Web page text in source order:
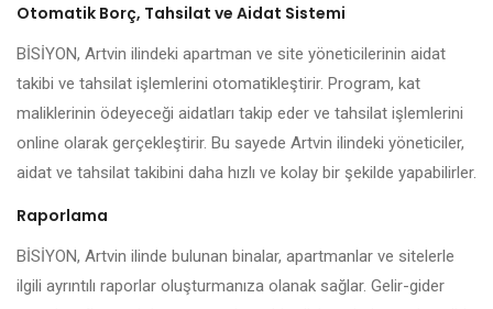
Otomatik Borç, Tahsilat ve Aidat Sistemi
BİSİYON, Artvin ilindeki apartman ve site yöneticilerinin aidat
takibi ve tahsilat işlemlerini otomatikleştirir. Program, kat
maliklerinin ödeyeceği aidatları takip eder ve tahsilat işlemlerini
online olarak gerçekleştirir. Bu sayede Artvin ilindeki yöneticiler,
aidat ve tahsilat takibini daha hızlı ve kolay bir şekilde yapabilirler.
Raporlama
BİSİYON, Artvin ilinde bulunan binalar, apartmanlar ve sitelerle
ilgili ayrıntılı raporlar oluşturmanıza olanak sağlar. Gelir-gider